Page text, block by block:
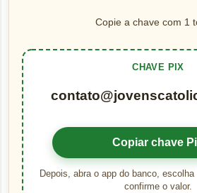
Copie a chave com 1
CHAVE PIX
Copiar chave
Depois, abra o app do banco, escolha
confirme o valor.